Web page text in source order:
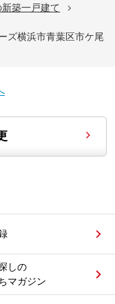
築一戸建て
ズ横浜市青葉区市ケ尾
しの
マガジン